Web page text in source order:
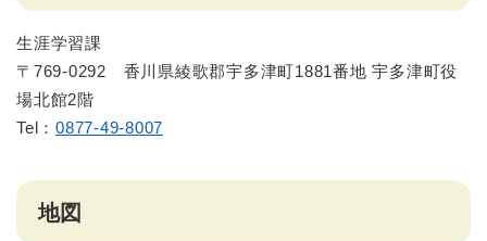
生涯学習課
​​〒769-0292 香川県綾歌郡宇多津町1881番地 宇多津町役
場北館2階
Tel： 0877-49-8007​
地図